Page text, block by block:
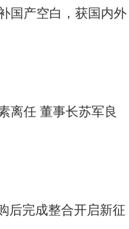
国产空白，获国内外
离任 董事长苏军良
后完成整合开启新征